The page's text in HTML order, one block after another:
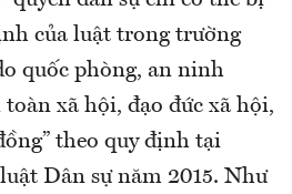
của luật trong trường
quốc phòng, an ninh
xã hội, đạo đức xã hội,
theo quy định tại
Dân sự năm 2015. Như